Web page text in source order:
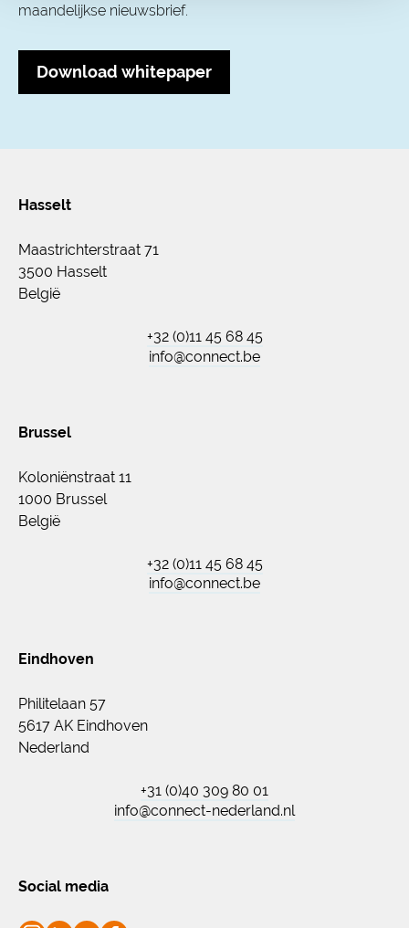
maandelijkse nieuwsbrief.
Download whitepaper
Hasselt
Maastrichterstraat 71
3500 Hasselt
België
+32 (0)11 45 68 45
info@connect.be
Brussel
Koloniënstraat 11
1000 Brussel
België
+32 (0)11 45 68 45
info@connect.be
Eindhoven
Philitelaan 57
5617 AK Eindhoven
Nederland
+31 (0)40 309 80 01
info@connect-nederland.nl
Social media